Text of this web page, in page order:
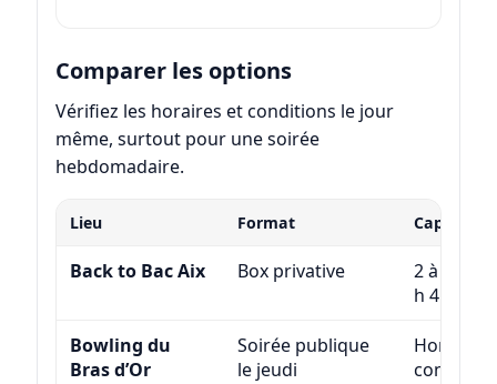
Comparer les options
Vérifiez les horaires et conditions le jour
même, surtout pour une soirée
hebdomadaire.
Lieu Format Capacité /
Back to Bac Aix Box privative
2 à 30 ·
h 45
Bowling du
Bras d’Or
Soirée publique
le jeudi
Horaires
confirmer